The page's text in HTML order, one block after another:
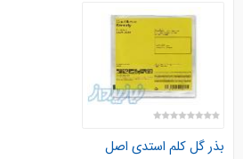
بذر گل کلم استدی اصل